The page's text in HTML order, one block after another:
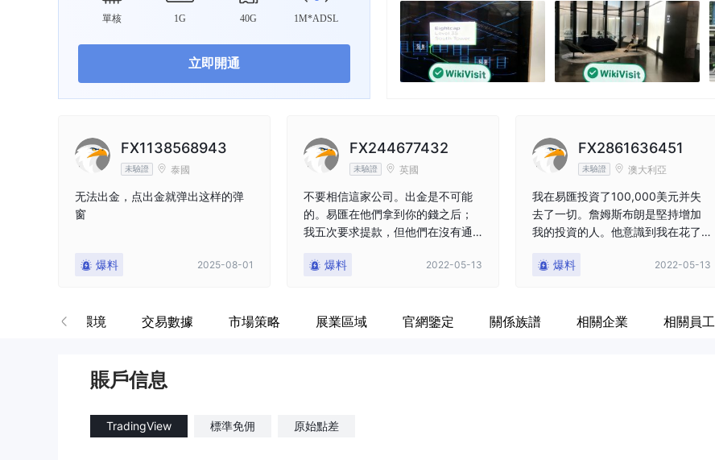
單核 1G 40G 1M*ADSL
立即開通
天眼場勘
eightcap 易匯
FX1138568943
未驗證 泰國
无法出金，点出金就弹出这样的弹
窗
爆料 2025-08-01
FX244677432
未驗證 英國
不要相信這家公司。出金是不可能
的。易匯在他們拿到你的錢之后；
我五次要求提款，但他們在沒有通
它；我不確定他們從哪里獲得貿易
與這家公司交易。只有在我聯系了 a
做最好的騙局。
爆料 2022-05-13
FX2861636451
未驗證 澳大利亞
我在易匯投資了100,000美元并失
去了一切。詹姆斯布朗是堅持增加
我的投資的人。他意識到我在花了1
停止和我交流了。我什至無法上網
訴，但沒有任何效果。它們很危
爆料 2022-05-13
交易環境 交易數據 市場策略 展業區域 官網鑒定 關係族譜 相關企業 相關員工
賬戶信息
TradingView 標準免佣 原始點差